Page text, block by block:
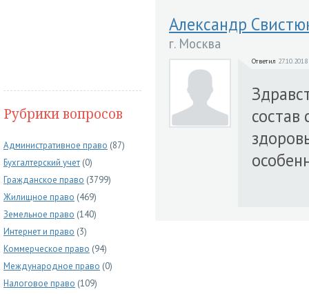
Рубрики вопросов
Административное право (87)
Бухгалтерский учет (0)
Гражданское право (3799)
Жилищное право (469)
Земельное право (140)
Интернет и право (3)
Коммерческое право (94)
Международное право (0)
Налоговое право (109)
Александр
г. Москва
Ответил